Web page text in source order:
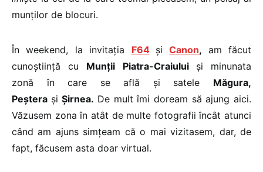
munților de blocuri.
În weekend, la invitația F64 șiCanon, am făcut
cunoștiință cu Munții Piatra-Craiului și minunata
zonă în care se află și satele Măgura,
Peștera șiȘirnea. De mult îmi doream să ajung aici.
Văzusem zona în atât de multe fotografii încât atunci
când am ajuns simțeam că o mai vizitasem, dar, de
fapt, făcusem asta doar virtual.